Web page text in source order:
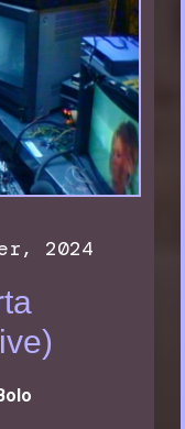
2024